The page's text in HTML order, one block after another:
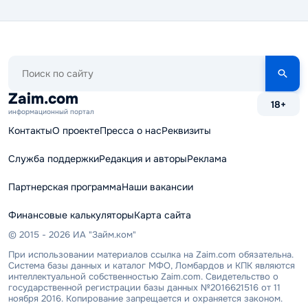
сайту
Zaim.com
информационный портал
18+
КонтактыО проектеПресса о насРеквизиты
Служба поддержкиРедакция и авторыРеклама
Партнерская программаНаши вакансии
Финансовые калькуляторыКарта сайта
© 2015 - 2026 ИА "Займ.ком"
При использовании материалов ссылка на Zaim.com обязательна.
Система базы данных и каталог МФО, Ломбардов и КПК являются
интеллектуальной собственностью Zaim.com. Свидетельство о
государственной регистрации базы данных №2016621516 от 11
ноября 2016. Копирование запрещается и охраняется законом.